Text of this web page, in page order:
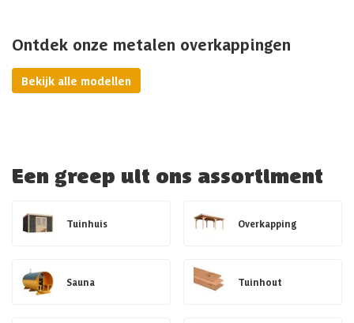
Ontdek onze metalen overkappingen
Bekijk alle modellen
Een greep uit ons assortiment
Tuinhuis Overkapping
Sauna Tuinhout